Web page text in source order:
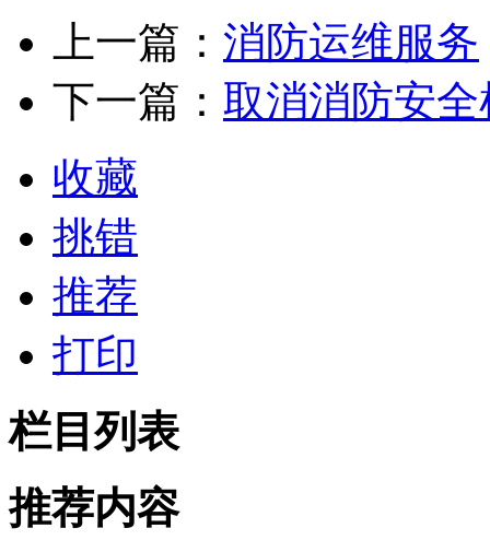
上一篇： 消防运维服务
下一篇： 取消消防安
收藏
挑错
推荐
打印
栏目列表
推荐内容